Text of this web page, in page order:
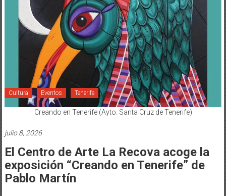
Cultura Eventos Tenerife
Creando en Tenerife (Ayto. Santa Cruz de Tenerife)
julio 8, 2026
El Centro de Arte La Recova acoge la
exposición “Creando en Tenerife” de
Pablo Martín